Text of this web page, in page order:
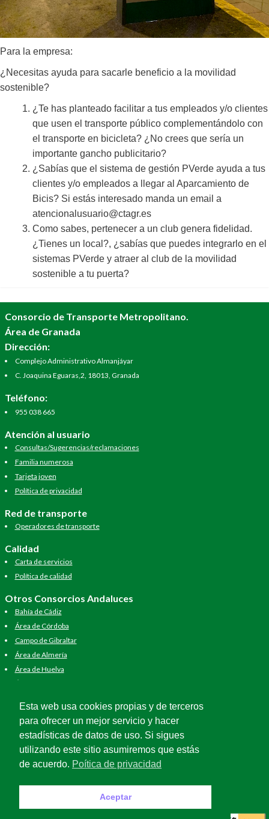
Para la empresa:
¿Necesitas ayuda para sacarle beneficio a la movilidad
sostenible?
¿Te has planteado facilitar a tus empleados y/o clientes
que usen el transporte público complementándolo con
el transporte en bicicleta? ¿No crees que sería un
importante gancho publicitario?
¿Sabías que el sistema de gestión PVerde ayuda a tus
clientes y/o empleados a llegar al Aparcamiento de
Bicis? Si estás interesado manda un email a
atencionalusuario@ctagr.es
Como sabes, pertenecer a un club genera fidelidad.
¿Tienes un local?, ¿sabías que puedes integrarlo en el
sistemas PVerde y atraer al club de la movilidad
sostenible a tu puerta?
Consorcio de Transporte Metropolitano.
Área de Granada
Dirección:
Complejo Administrativo Almanjáyar
C. Joaquina Eguaras,2, 18013, Granada
Teléfono:
955 038 665
Atención al usuario
Consultas/Sugerencias/reclamaciones
Familia numerosa
Tarjeta joven
Política de privacidad
Red de transporte
Operadores de transporte
Calidad
Carta de servicios
Política de calidad
Otros Consorcios Andaluces
Bahía de Cádiz
Área de Córdoba
Campo de Gibraltar
Área de Almería
Área de Huelva
Área de Sevilla
Esta web usa cookies propias y de terceros
para ofrecer un mejor servicio y hacer
estadísticas de datos de uso. Si sigues
utilizando este sitio asumiremos que estás
de acuerdo. Poítica de privacidad
Aceptar